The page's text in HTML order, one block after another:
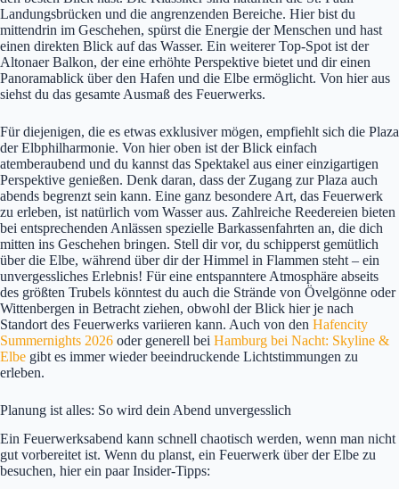
Landungsbrücken und die angrenzenden Bereiche. Hier bist du
mittendrin im Geschehen, spürst die Energie der Menschen und hast
einen direkten Blick auf das Wasser. Ein weiterer Top-Spot ist der
Altonaer Balkon, der eine erhöhte Perspektive bietet und dir einen
Panoramablick über den Hafen und die Elbe ermöglicht. Von hier aus
siehst du das gesamte Ausmaß des Feuerwerks.
Für diejenigen, die es etwas exklusiver mögen, empfiehlt sich die Plaza
der Elbphilharmonie. Von hier oben ist der Blick einfach
atemberaubend und du kannst das Spektakel aus einer einzigartigen
Perspektive genießen. Denk daran, dass der Zugang zur Plaza auch
abends begrenzt sein kann. Eine ganz besondere Art, das Feuerwerk
zu erleben, ist natürlich vom Wasser aus. Zahlreiche Reedereien bieten
bei entsprechenden Anlässen spezielle Barkassenfahrten an, die dich
mitten ins Geschehen bringen. Stell dir vor, du schipperst gemütlich
über die Elbe, während über dir der Himmel in Flammen steht – ein
unvergessliches Erlebnis! Für eine entspanntere Atmosphäre abseits
des größten Trubels könntest du auch die Strände von Övelgönne oder
Wittenbergen in Betracht ziehen, obwohl der Blick hier je nach
Standort des Feuerwerks variieren kann. Auch von den Hafencity
Summernights 2026 oder generell bei Hamburg bei Nacht: Skyline &
Elbe gibt es immer wieder beeindruckende Lichtstimmungen zu
erleben.
Planung ist alles: So wird dein Abend unvergesslich
Ein Feuerwerksabend kann schnell chaotisch werden, wenn man nicht
gut vorbereitet ist. Wenn du planst, ein Feuerwerk über der Elbe zu
besuchen, hier ein paar Insider-Tipps: